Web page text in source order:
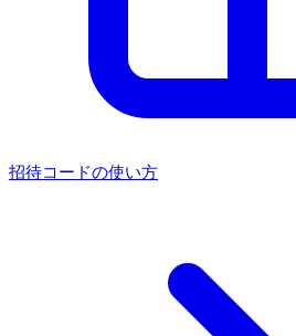
招待コードの使い方